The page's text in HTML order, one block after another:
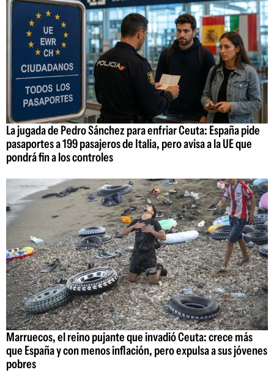
La jugada de Pedro Sánchez para enfriar Ceuta: España pide
pasaportes a 199 pasajeros de Italia, pero avisa a la UE que
pondrá fin a los controles
Marruecos, el reino pujante que invadió Ceuta: crece más
que España y con menos inflación, pero expulsa a sus jóvenes
pobres